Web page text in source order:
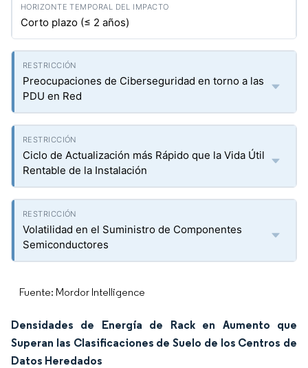
Corto plazo (≤ 2 años)
Preocupaciones de Ciberseguridad en torno a las
PDU en Red
Ciclo de Actualización más Rápido que la Vida Útil
Rentable de la Instalación
Volatilidad en el Suministro de Componentes
Semiconductores
Fuente: Mordor Intelligence
Densidades de Energía de Rack en Aumento que
Superan las Clasificaciones de Suelo de los Centros de
Datos Heredados